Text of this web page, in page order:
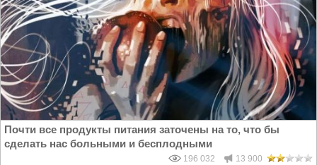
Почти все продукты питания заточены на то, что бы
сделать нас больными и бесплодными
196 032 13 900